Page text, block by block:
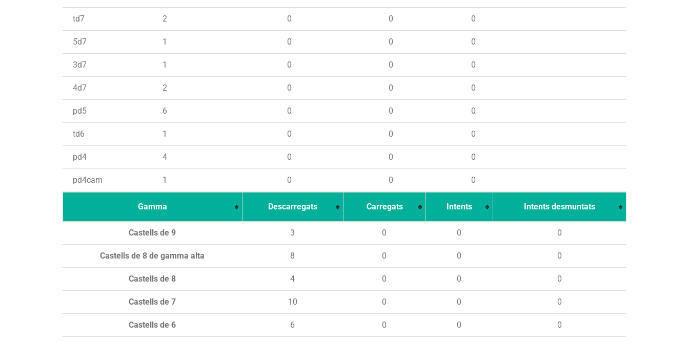
td7 2 0 0 0
5d7 1 0 0 0
3d7 1 0 0 0
4d7 2 0 0 0
pd5 6 0 0 0
td6 1 0 0 0
pd4 4 0 0 0
pd4cam 1 0 0 0
Gamma Descarregats Carregats Intents Intents desmuntats
Castells de 9 3 0 0 0
Castells de 8 de gamma alta 8 0 0 0
Castells de 8 4 0 0 0
Castells de 7 10 0 0 0
Castells de 6 6 0 0 0